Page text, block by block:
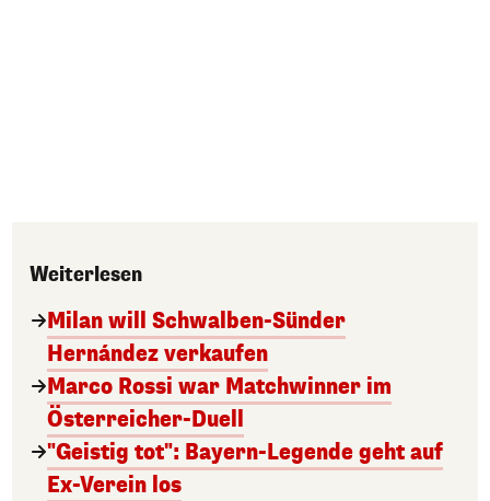
Weiterlesen
Milan will Schwalben-Sünder
Hernández verkaufen
Marco Rossi war Matchwinner im
Österreicher-Duell
"Geistig tot": Bayern-Legende geht auf
Ex-Verein los